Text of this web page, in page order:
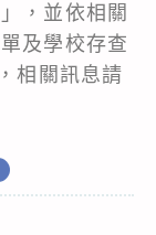
，並依相關
及學校存查
相關訊息請